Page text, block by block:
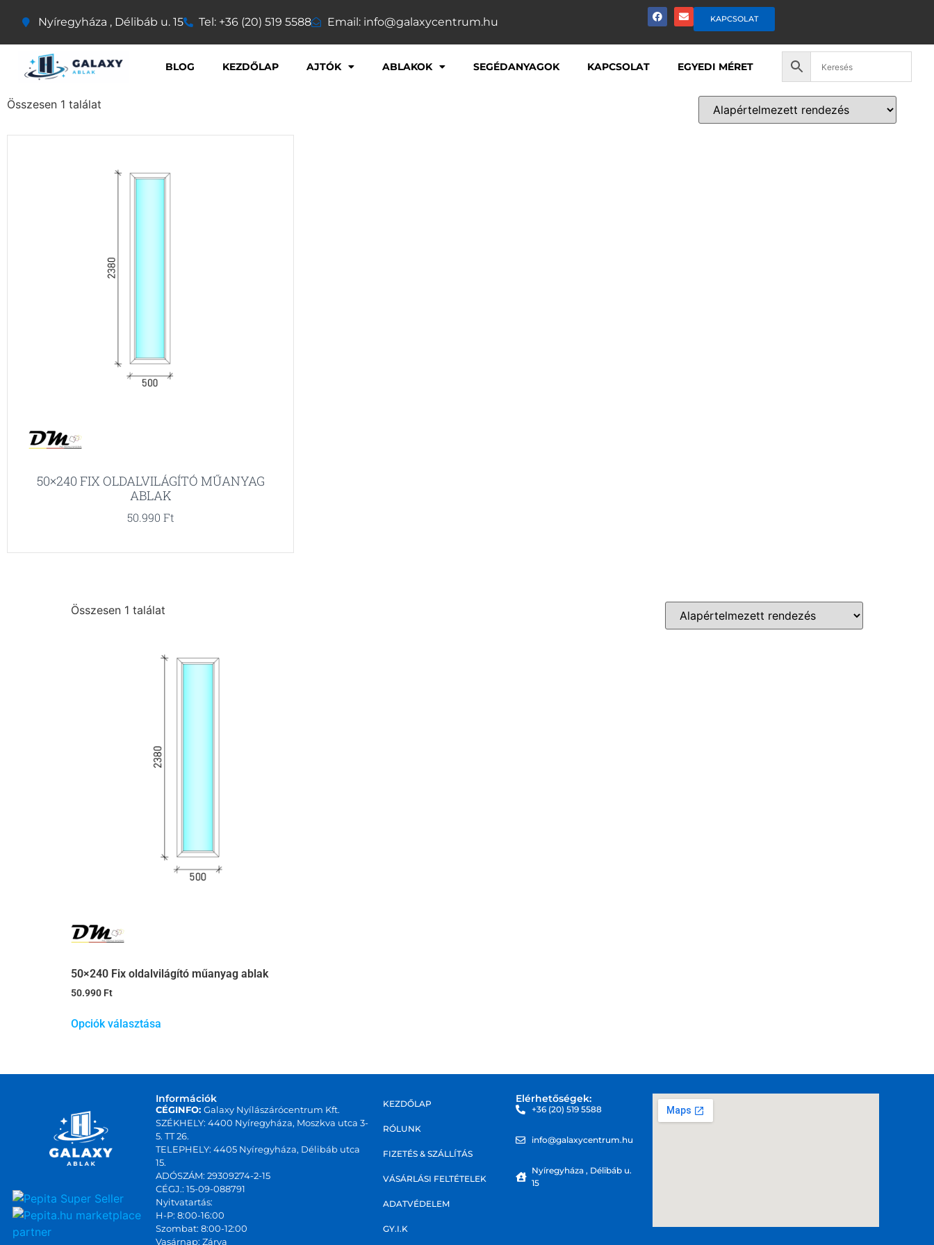
Nyíregyháza , Délibáb u. 15 Tel: +36 (20) 519 5588 Email: info@galaxycentrum.hu KAPCSOLAT
BLOG KEZDŐLAP AJTÓK ABLAKOK SEGÉDANYAGOK KAPCSOLAT EGYEDI MÉRET
Összesen 1 találat
50×240 FIX OLDALVILÁGÍTÓ MŰANYAG
ABLAK
50.990 Ft
Összesen 1 találat
50×240 Fix oldalvilágító műanyag ablak
50.990 Ft
Opciók választása
marketplace
partner
Információk
CÉGINFO:Galaxy Nyílászárócentrum Kft.
SZÉKHELY: 4400 Nyíregyháza, Moszkva utca 3-
5. TT 26.
TELEPHELY: 4405 Nyíregyháza, Délibáb utca
15.
ADÓSZÁM: 29309274-2-15
CÉGJ.: 15-09-088791
Nyitvatartás:
H-P: 8:00-16:00
Szombat: 8:00-12:00
Vasárnap: Zárva
KEZDŐLAP
RÓLUNK
FIZETÉS & SZÁLLÍTÁS
VÁSÁRLÁSI FELTÉTELEK
ADATVÉDELEM
GY.I.K
Elérhetőségek:
+36 (20) 519 5588
info@galaxycentrum.hu
Nyíregyháza , Délibáb u.
15